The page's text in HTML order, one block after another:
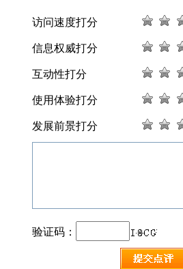
访问速度打分
信息权威打分
互动性打分
使用体验打分
发展前景打分
验证码：